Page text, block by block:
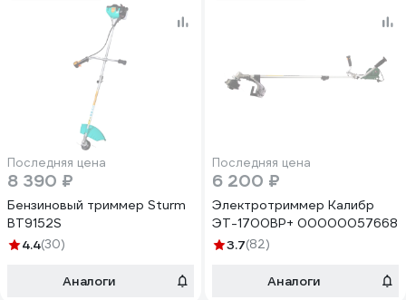
Последняя цена
8 390 ₽
Бензиновый триммер Sturm
BT9152S
4.4(30)
Аналоги
Последняя цена
6 200 ₽
Электротриммер Калибр
ЭТ-1700ВР+ 00000057668
3.7(82)
Аналоги